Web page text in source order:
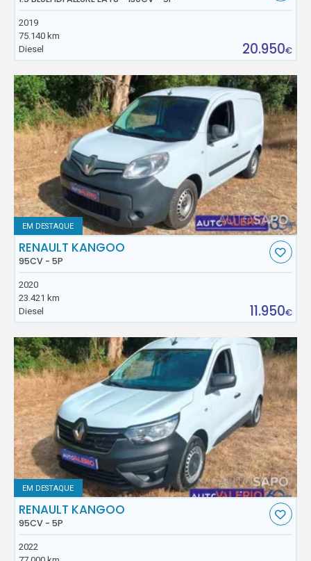
2019
75.140 km
Diesel
20.950€
EM DESTAQUE
RENAULT KANGOO
95CV - 5P
2020
23.421 km
Diesel
11.950€
EM DESTAQUE
RENAULT KANGOO
95CV - 5P
2022